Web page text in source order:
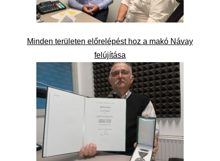
Minden területen előrelépést hoz a makó Návay
felújítása